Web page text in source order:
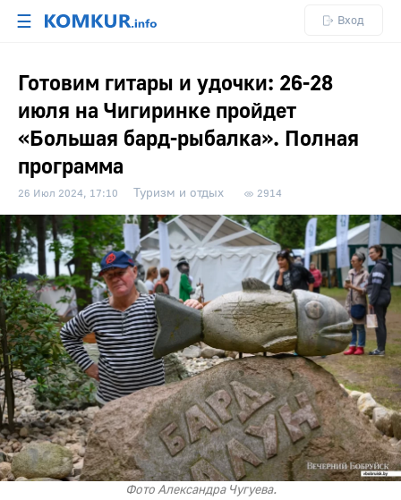
☰ Вход
Готовим гитары и удочки: 26-28
июля на Чигиринке пройдет
«Большая бард-рыбалка». Полная
программа
26 Июл 2024, 17:10 Туризм и отдых 2914
Фото Александра Чугуева.